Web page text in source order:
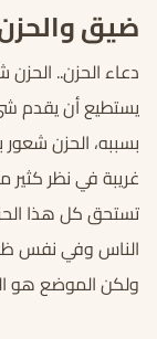
ضيق
دعاء الحزن..
يستطيع أن يقدم
بسببه، الحزن
غريبة في نظر كثير
تستحق كل هذا
الناس وفي نفس
ولكن الموضع هو